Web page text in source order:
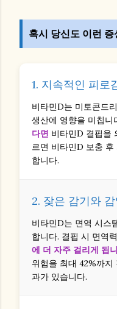
혹시 당신도 이런
1. 지속적인 피로
비타민D는 미토콘드
생산에 영향을 미칩니
다면 비타민D 결핍을
르면 비타민D 보충 후
합니다.
2. 잦은 감기와 감
비타민D는 면역 시스
합니다. 결핍 시 면역
에 더 자주 걸리게 됩
위험을 최대 42%까지
과가 있습니다.